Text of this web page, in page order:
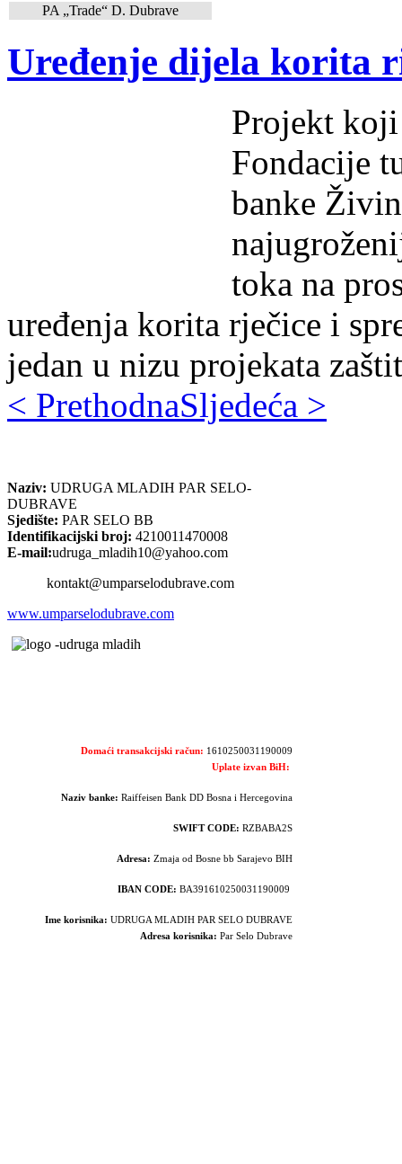
PA „Trade“ D. Dubrave
Uređenje dijela korita
Projekt
Fondacije
banke
toka na
uređenja korita rječice i
jedan u nizu projekata
< PrethodnaSljedeća >
Naziv: UDRUGA MLADIH PAR SELO-
DUBRAVE
Sjedište: PAR SELO BB
Identifikacijski broj: 4210011470008
E-mail:udruga_mladih10@yahoo.com
kontakt@umparselodubrave.com
www.umparselodubrave.com
Domaći transakcijski račun: 1610250031190009
Uplate izvan BiH:
Naziv banke: Raiffeisen Bank DD Bosna i Hercegovina
SWIFT CODE: RZBABA2S
Adresa:Zmaja od Bosne bb Sarajevo BIH
IBAN CODE: BA391610250031190009
Ime korisnika: UDRUGA MLADIH PAR SELO DUBRAVE
Adresa korisnika: Par Selo Dubrave